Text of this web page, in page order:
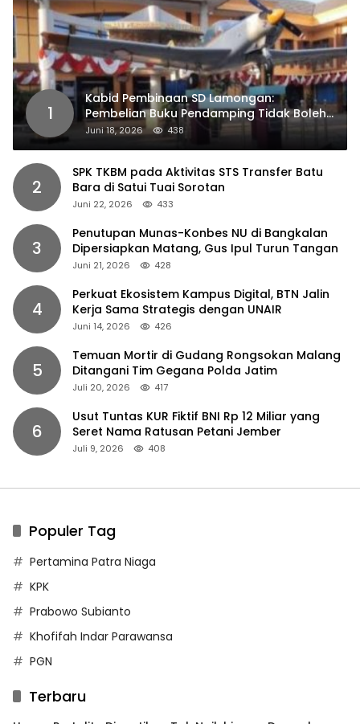
1
Kabid Pembinaan SD Lamongan:
Pembelian Buku Pendamping Tidak Boleh
Dipaksakan
Juni 18, 2026 438
2
SPK TKBM pada Aktivitas STS Transfer Batu
Bara di Satui Tuai Sorotan
Juni 22, 2026 433
3
Penutupan Munas-Konbes NU di Bangkalan
Dipersiapkan Matang, Gus Ipul Turun Tangan
Juni 21, 2026 428
4
Perkuat Ekosistem Kampus Digital, BTN Jalin
Kerja Sama Strategis dengan UNAIR
Juni 14, 2026 426
5
Temuan Mortir di Gudang Rongsokan Malang
Ditangani Tim Gegana Polda Jatim
Juli 20, 2026 417
6
Usut Tuntas KUR Fiktif BNI Rp 12 Miliar yang
Seret Nama Ratusan Petani Jember
Juli 9, 2026 408
Populer Tag
Pertamina Patra Niaga
KPK
Prabowo Subianto
Khofifah Indar Parawansa
PGN
Terbaru